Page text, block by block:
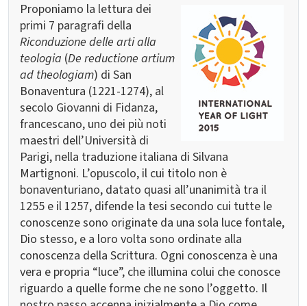
Proponiamo la lettura dei
primi 7 paragrafi della
Riconduzione delle arti alla
teologia (De reductione artium
ad theologiam) di San
Bonaventura (1221-1274), al
secolo Giovanni di Fidanza,
francescano, uno dei più noti
maestri dell’Università di
Parigi, nella traduzione italiana di Silvana
Martignoni. L’opuscolo, il cui titolo non è
bonaventuriano, datato quasi all’unanimità tra il
1255 e il 1257, difende la tesi secondo cui tutte le
conoscenze sono originate da una sola luce fontale,
Dio stesso, e a loro volta sono ordinate alla
conoscenza della Scrittura. Ogni conoscenza è una
vera e propria “luce”, che illumina colui che conosce
riguardo a quelle forme che ne sono l’oggetto. Il